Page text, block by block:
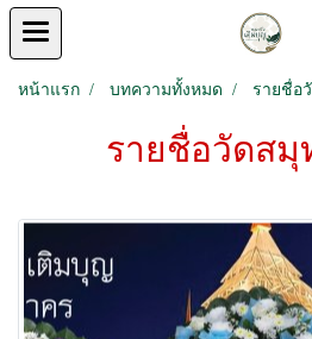
หน้าแรก บทความทั้งหมด รายชื่อ
รายชื่อวัดสมุ